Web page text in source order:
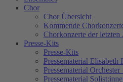
Chor
Chor Übersicht
Kommende
Chorkonzerte der letzten
Presse-Kits
Presse-Kits
Pressematerial Elisabeth
Pressematerial
Pressematerial